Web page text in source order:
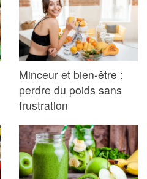
Minceur et bien-être :
perdre du poids sans
frustration